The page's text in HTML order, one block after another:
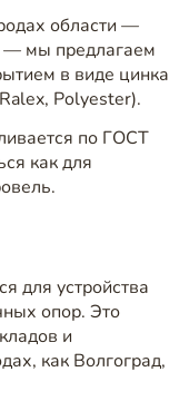
области —
мы предлагаем
в виде цинка
Polyester).
по ГОСТ
как для
для устройства
опор. Это
и
как Волгоград,